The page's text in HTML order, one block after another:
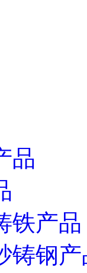
品
铁产品
铸钢产